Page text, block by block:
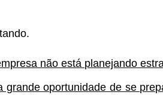
não está planejando
oportunidade de se